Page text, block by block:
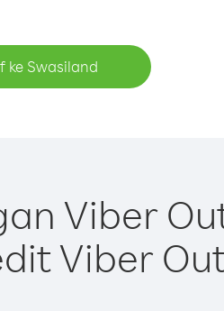
ke Swasiland
Viber
Viber